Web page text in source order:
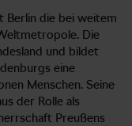
Berlin die bei weitem
Die
und bildet
eine
Menschen. Seine
der Rolle als
Preußens